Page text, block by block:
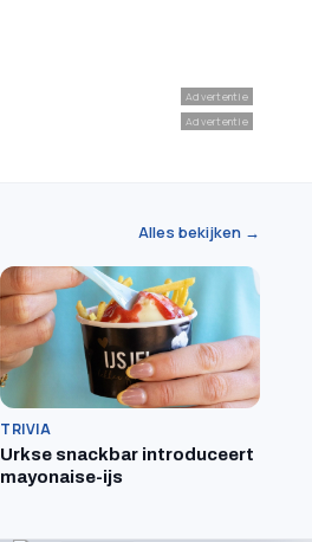
Advertentie
Advertentie
Alles bekijken →
TRIVIA
Urkse snackbar introduceert
mayonaise-ijs